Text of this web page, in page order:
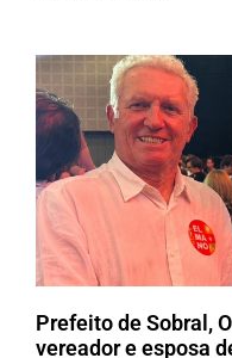
Prefeito de Sobral,
vereador e esposa